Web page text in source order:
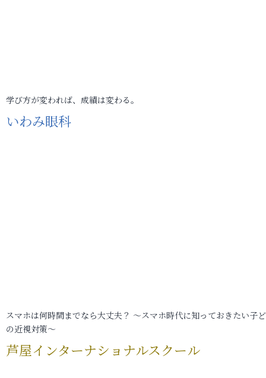
学び方が変われば、成績は変わる。
いわみ眼科
スマホは何時間までなら大丈夫？ ～スマホ時代に知っておきたい子
の近視対策～
芦屋インターナショナルスクール